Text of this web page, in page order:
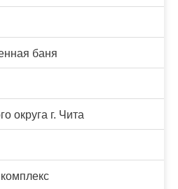
баня
округа г. Чита